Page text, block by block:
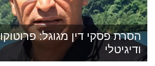
הסרת פסקי דין מגוגל:
ודיגיטלי